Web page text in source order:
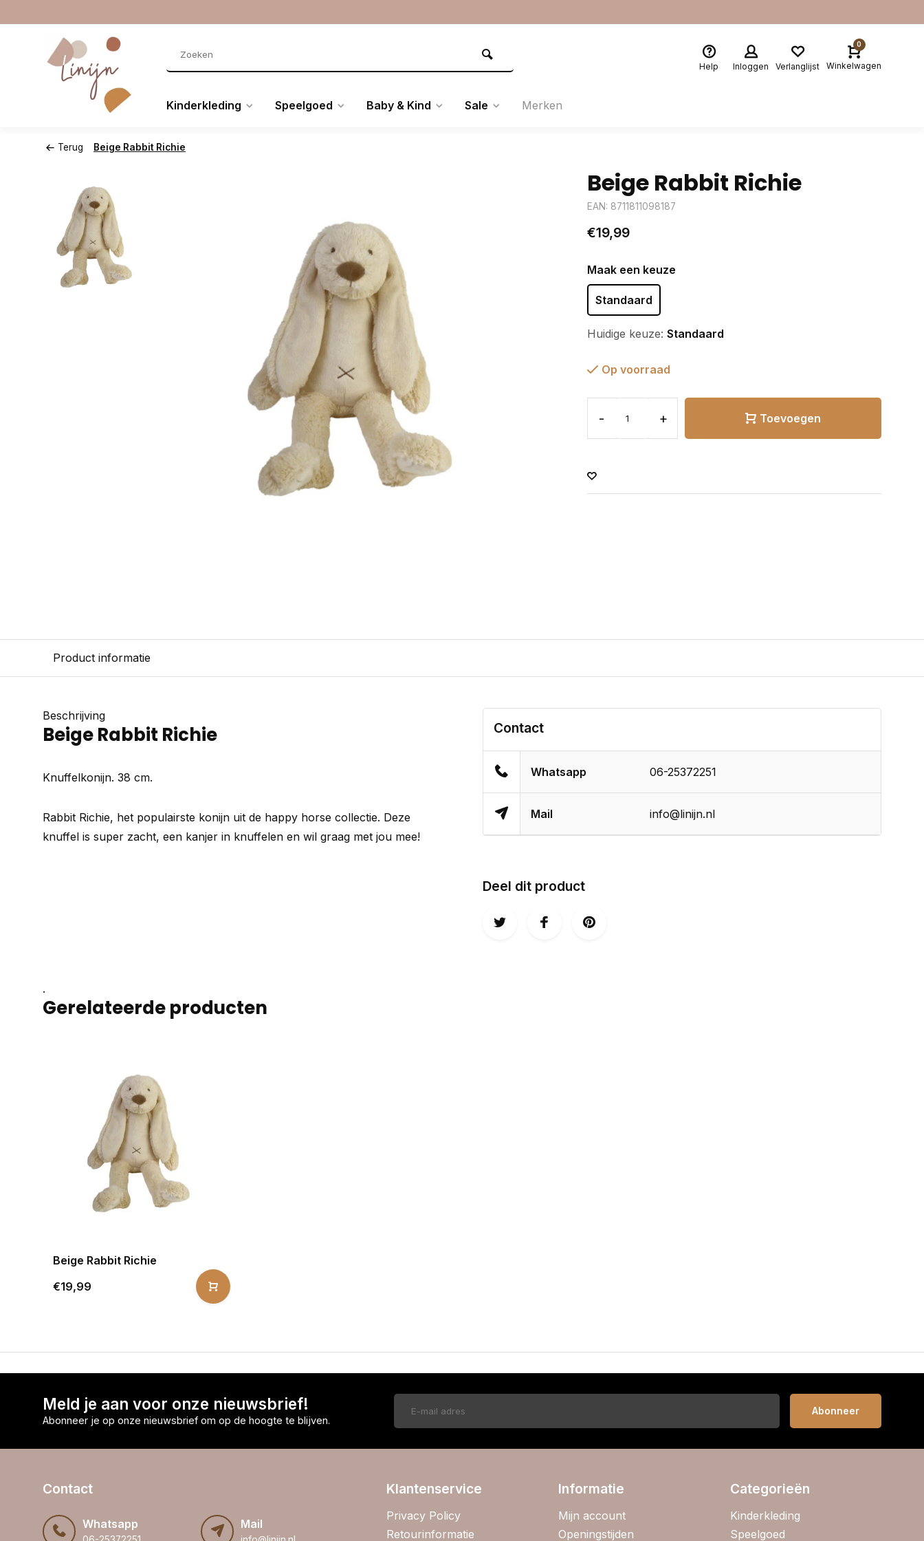
Help Inloggen Verlanglijst
0
Winkelwagen
Kinderkleding Speelgoed Baby & Kind Sale Merken
Terug Beige Rabbit Richie
Beige Rabbit Richie
EAN: 8711811098187
€19,99
Maak een keuze
Standaard
Huidige keuze: Standaard
Op voorraad
- + Toevoegen
Product informatie
Beschrijving
Beige Rabbit Richie
Knuffelkonijn. 38 cm.
Rabbit Richie, het populairste konijn uit de happy horse collectie. Deze
knuffel is super zacht, een kanjer in knuffelen en wil graag met jou mee!
Contact
Whatsapp 06-25372251
Mail info@linijn.nl
Deel dit product
.
Gerelateerde producten
Beige Rabbit Richie
€19,99
Meld je aan voor onze nieuwsbrief!
Abonneer je op onze nieuwsbrief om op de hoogte te blijven.
Abonneer
Contact
Whatsapp Mail
Klantenservice
Privacy Policy
Retourinformatie
Informatie
Mijn account
Openingstijden
Categorieën
Kinderkleding
Speelgoed